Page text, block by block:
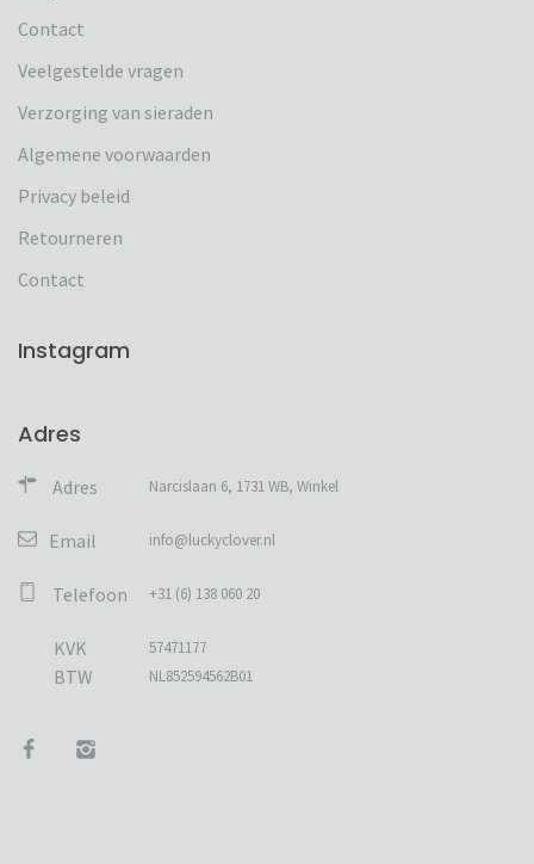
Contact
Veelgestelde vragen
Verzorging van sieraden
Algemene voorwaarden
Privacy beleid
Retourneren
Contact
Instagram
Adres
Adres Narcislaan 6, 1731 WB, Winkel
Email info@luckyclover.nl
Telefoon +31 (6) 138 060 20
KVK 57471177
BTW NL852594562B01